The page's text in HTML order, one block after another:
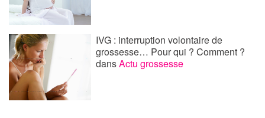
IVG : interruption volontaire de
grossesse… Pour qui ? Comment ?
dansActu grossesse